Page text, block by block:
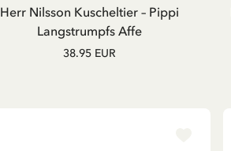
Herr Nilsson Kuscheltier – Pippi
Langstrumpfs Affe
38.95 EUR